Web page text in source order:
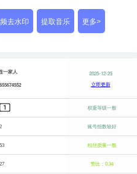
去水印 提取音乐 更多>
一家人
2025-12-25
立即更新
权重等级一般
账号指数较好
粉丝质量一般
赞比：0.34